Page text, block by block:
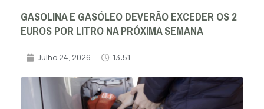
GASOLINA E GASÓLEO DEVERÃO EXCEDER OS 2
EUROS POR LITRO NA PRÓXIMA SEMANA
Julho 24, 2026 13:51